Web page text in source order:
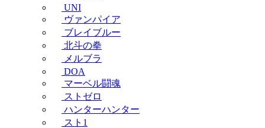
UNI
ヴァンパイア
ブレイブルー
北斗の拳
メルブラ
DOA
マーベル闘魂
ストゼロ
ハンターハンター
スト1